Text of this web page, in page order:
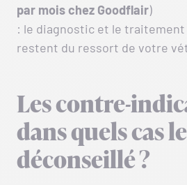
par mois chez Goodflair)
: le diagnostic et le
restent du ressort de votre
Les contre-
dans quels cas
déconseillé ?